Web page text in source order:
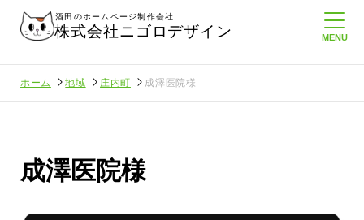
酒田のホームページ制作会社
株式会社ニゴロデザイン
ホーム 地域 庄内町 成澤医院様
成澤医院様